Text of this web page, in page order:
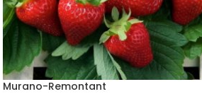
Murano-Remontant